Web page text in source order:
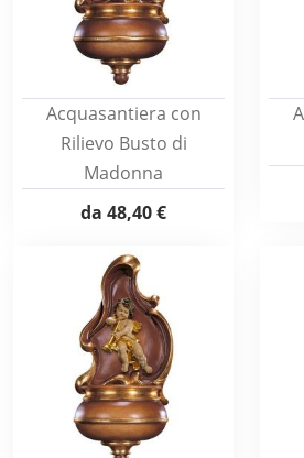
Acquasantiera con
Rilievo Busto di
Madonna
da 48,40 €